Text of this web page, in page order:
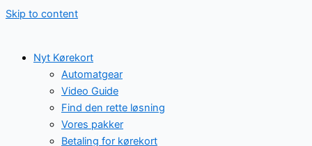
Skip to content
Nyt Kørekort
Automatgear
Video Guide
Find den rette løsning
Vores pakker
Betaling for kørekort